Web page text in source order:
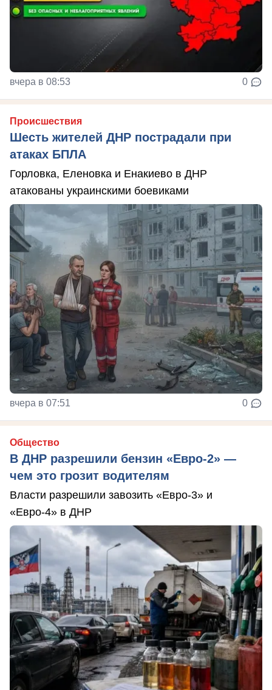
вчера в 08:53 0
Происшествия
Шесть жителей ДНР пострадали при
атаках БПЛА
Горловка, Еленовка и Енакиево в ДНР
атакованы украинскими боевиками
вчера в 07:51 0
Общество
В ДНР разрешили бензин «Евро-2» —
чем это грозит водителям
Власти разрешили завозить «Евро-3» и
«Евро-4» в ДНР